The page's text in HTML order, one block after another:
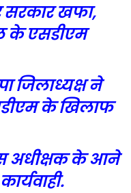
सरकार खफा,
के एसडीएम
जिलाध्यक्ष ने
के खिलाफ
अधीक्षक के आने